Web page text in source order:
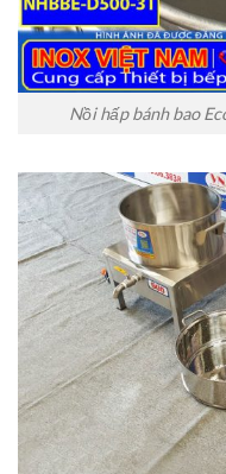
Nồi hấp bánh bao